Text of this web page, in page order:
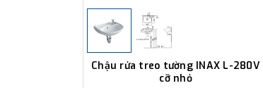
Chậu rửa treo tường INAX L-280V
cỡ nhỏ